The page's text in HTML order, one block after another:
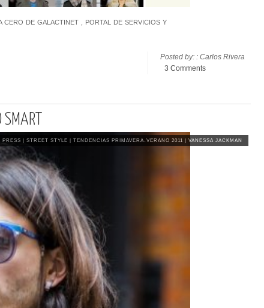
DE GALACTINET , PORTAL DE SERVICIOS Y
Posted by: : Carlos Rivera
3 Comments
PRESS STREET STYLE TENDENCIAS PRIMAVERA-VERANO 2011 VANESSA JACKMAN